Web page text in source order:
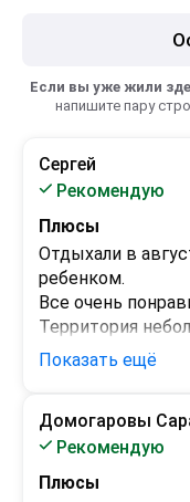
Если вы уже жили
напишите пару
Сергей
Рекомендую
Плюсы
Отдыхали в
ребенком.
Все очень
Территория
есть.
Кухня, мангал,
Номер
удобствами.
Пляж близко,
Минусы
Показать ещё
Домогаровы
Рекомендую
Плюсы